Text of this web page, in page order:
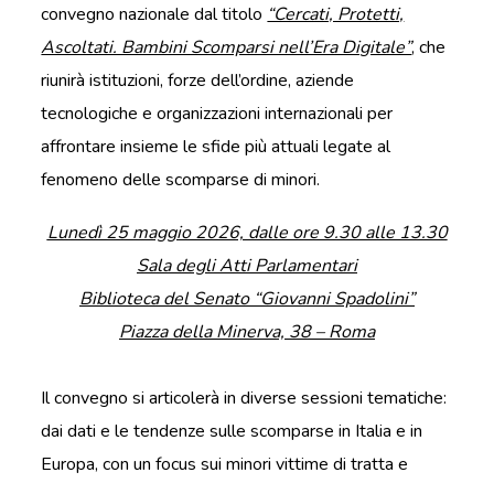
convegno nazionale dal titolo “Cercati, Protetti,
Ascoltati. Bambini Scomparsi nell’Era Digitale”, che
riunirà istituzioni, forze dell’ordine, aziende
tecnologiche e organizzazioni internazionali per
affrontare insieme le sfide più attuali legate al
fenomeno delle scomparse di minori.
Lunedì 25 maggio 2026, dalle ore 9.30 alle 13.30
Sala degli Atti Parlamentari
Biblioteca del Senato “Giovanni Spadolini”
Piazza della Minerva, 38 – Roma
Il convegno si articolerà in diverse sessioni tematiche:
dai dati e le tendenze sulle scomparse in Italia e in
Europa, con un focus sui minori vittime di tratta e